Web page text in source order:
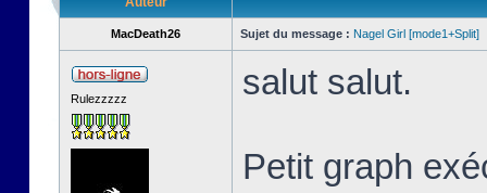
MacDeath26 Sujet du message : Nagel Girl [mode1+Split]
Rulezzzzz salut salut.
Petit graph